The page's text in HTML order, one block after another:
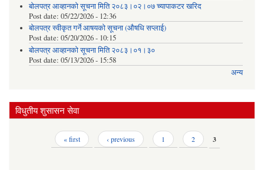
बोलपत्र आव्हानको सूचना मिति २०८३।०२।०७ च्यापाकटर खरिद
Post date: 05/22/2026 - 12:36
बोलपत्र स्वीकृत गर्ने आषयको सूचना (औषधि सप्लाई)
Post date: 05/20/2026 - 10:15
बोलपत्र आव्हानको सूचना मिति २०८३।०१।३०
Post date: 05/13/2026 - 15:58
अन्य
विधुतीय शुसासन सेवा
« first ‹ previous 1 2 3